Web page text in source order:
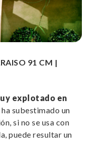
91 CM |
explotado en
subestimado un
si no se usa con
puede resultar un